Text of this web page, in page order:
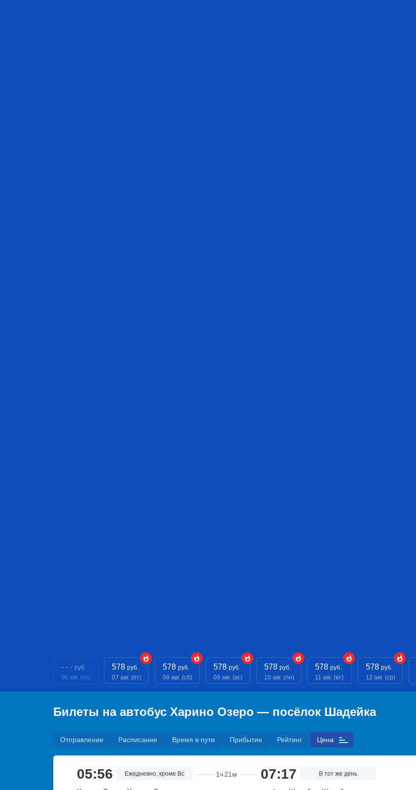
- - - руб.
06 авг. (чт)
578 руб.
07 авг. (пт)
578 руб.
08 авг. (сб)
578 руб.
09 авг. (вс)
578 руб.
10 авг. (пн)
578 руб.
11 авг. (вт)
578 руб.
12 авг. (ср)
Билеты на автобус Харино Озеро — посёлок Шадейка
Отправление Расписание Время в пути Прибытие Рейтинг Цена
05:56 Ежедневно, кроме Вс 1ч21м 07:17 В тот же день